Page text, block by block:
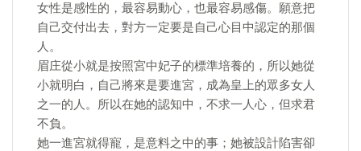
女性是感性的，最容易動心，也最容易感傷。願意把
自己交付出去，對方一定要是自己心目中認定的那個
人。
眉庄從小就是按照宮中妃子的標準培養的，所以她從
小就明白，自己將來是要進宮，成為皇上的眾多女人
之一的人。所以在她的認知中，不求一人心，但求君
不負。
她一進宮就得寵，是意料之中的事；她被設計陷害卻